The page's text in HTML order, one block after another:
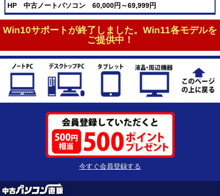
HP 中古ノートパソコン 60,000円～69,999円
Win10サポートが終了しました。Win11各モデルを
ご提供中！
今すぐ会員登録する